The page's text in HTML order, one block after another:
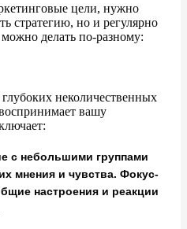
цели, нужно
стратегию, но и регулярно
можно делать по-разному:
глубоких неколичественных
вашу
с небольшими группами
мнения и чувства. Фокус-
настроения и реакции